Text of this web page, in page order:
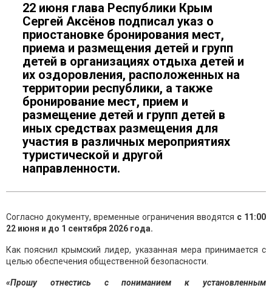
22 июня глава Республики Крым
Сергей Аксёнов подписал указ о
приостановке бронирования мест,
приема и размещения детей и групп
детей в организациях отдыха детей и
их оздоровления, расположенных на
территории республики, а также
бронирование мест, прием и
размещение детей и групп детей в
иных средствах размещения для
участия в различных мероприятиях
туристической и другой
направленности.
Согласно документу, временные ограничения вводятся с 11:00
22 июня и до 1 сентября 2026 года.
Как пояснил крымский лидер, указанная мера принимается с
целью обеспечения общественной безопасности.
«Прошу отнестись с пониманием к установленным